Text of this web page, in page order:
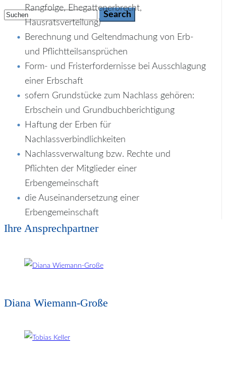
Rangfolge, Ehegattenerbrecht,
Hausratsverteilung)
Berechnung und Geltendmachung von Erb-
und Pflichtteilsansprüchen
Form- und Fristerfordernisse bei Ausschlagung
einer Erbschaft
sofern Grundstücke zum Nachlass gehören:
Erbschein und Grundbuchberichtigung
Haftung der Erben für
Nachlassverbindlichkeiten
Nachlassverwaltung bzw. Rechte und
Pflichten der Mitglieder einer
Erbengemeinschaft
die Auseinandersetzung einer
Erbengemeinschaft
Ihre Ansprechpartner
Diana Wiemann-Große